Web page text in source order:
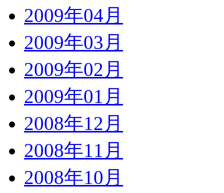
2009年04月
2009年03月
2009年02月
2009年01月
2008年12月
2008年11月
2008年10月